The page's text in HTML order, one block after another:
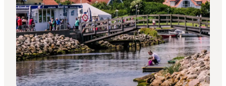
Quoi faire
Hébergements
Planifiez votre voyage